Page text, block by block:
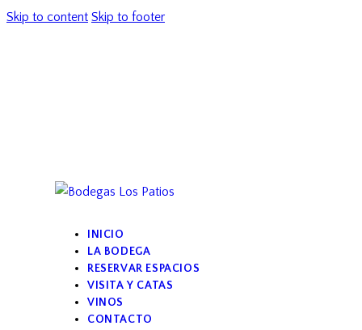
Skip to content Skip to footer
INICIO
LA BODEGA
RESERVAR ESPACIOS
VISITA Y CATAS
VINOS
CONTACTO